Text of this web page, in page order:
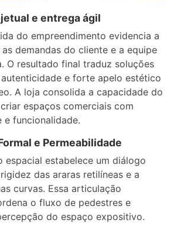
e entrega ágil
do empreendimento evidencia a
demandas do cliente e a equipe
O resultado final traduz soluções
e forte apelo estético
A loja consolida a capacidade do
espaços comerciais com
e funcionalidade.
e Permeabilidade
espacial estabelece um diálogo
das araras retilíneas e a
curvas. Essa articulação
o fluxo de pedestres e
do espaço expositivo.